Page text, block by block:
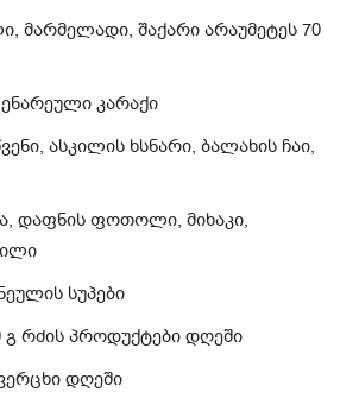
მარმელადი, შაქარი არაუმეტეს 70
კარაქი
ასკილის ხსნარი, ბალახის ჩაი,
დაფნის ფოთოლი, მიხაკი,
სუპები
გ რძის პროდუქტები დღეში
დღეში